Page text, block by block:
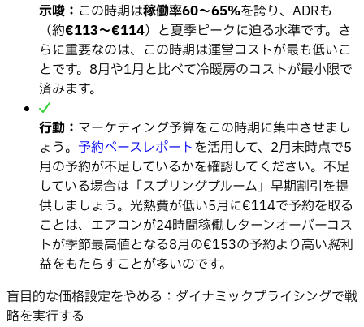
示唆： この時期は稼働率60〜65%を誇り、ADRも
（約€113〜€114）と夏季ピークに迫る水準です。さ
らに重要なのは、この時期は運営コストが最も低いこ
とです。8月や1月と比べて冷暖房のコストが最小限で
済みます。
行動： マーケティング予算をこの時期に集中させまし
ょう。 予約ペースレポートを活用して、2月末時点で5
月の予約が不足しているかを確認してください。不足
している場合は「スプリングブルーム」早期割引を提
供しましょう。光熱費が低い5月に€114で予約を取る
ことは、エアコンが24時間稼働しターンオーバーコス
トが季節最高値となる8月の€153の予約より高い純利
益をもたらすことが多いのです。
盲目的な価格設定をやめる：ダイナミックプライシングで戦
略を実行する